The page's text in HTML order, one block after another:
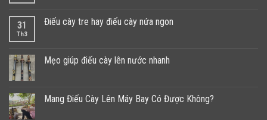
31
Th3
Điếu cày tre hay điếu cày nứa ngon
Mẹo giúp điếu cày lên nước nhanh
Mang Điếu Cày Lên Máy Bay Có Được Không?